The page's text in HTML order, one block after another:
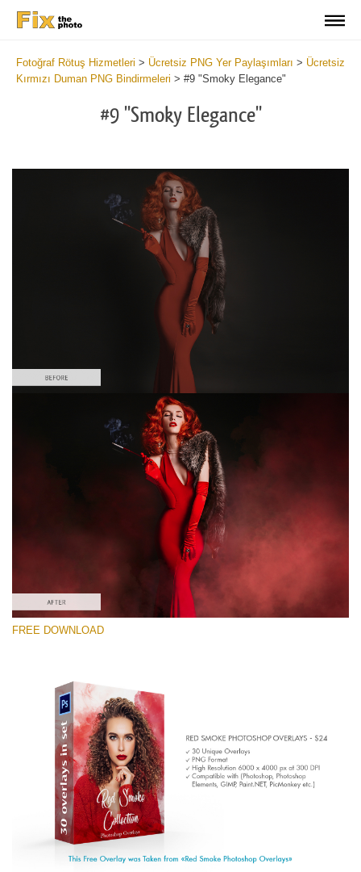
Fotoğraf Rötuş Hizmetleri > Ücretsiz PNG Yer Paylaşımları > Ücretsiz
Kırmızı Duman PNG Bindirmeleri > #9 "Smoky Elegance"
#9 "Smoky Elegance"
Lütfen seçin
Small 800*533px
(30 Overlays)
Large 6000*4000px
Entire Collection
(1783 Overlays)
Large 6000*4000px
Ücretsiz indirin
FREE DOWNLOAD